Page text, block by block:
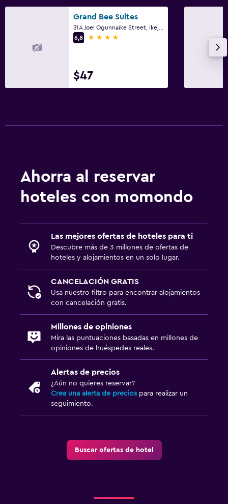
Grand Bee Suites
6,8
4 estrellas
$47
Ahorra al reservar
hoteles con momondo
Las mejores ofertas de hoteles para ti
Descubre más de 3 millones de ofertas de
hoteles y alojamientos en un solo lugar.
CANCELACIÓN GRATIS
Usa nuestro filtro para encontrar alojamientos
con cancelación gratis.
Millones de opiniones
Mira las puntuaciones basadas en millones de
opiniones de huéspedes reales.
Alertas de precios
¿Aún no quieres reservar?
Crea una alerta de precios para realizar un
seguimiento.
Buscar ofertas de hotel